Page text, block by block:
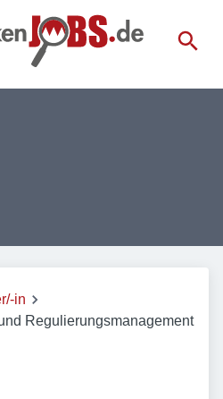
in
Regulierungsmanagement